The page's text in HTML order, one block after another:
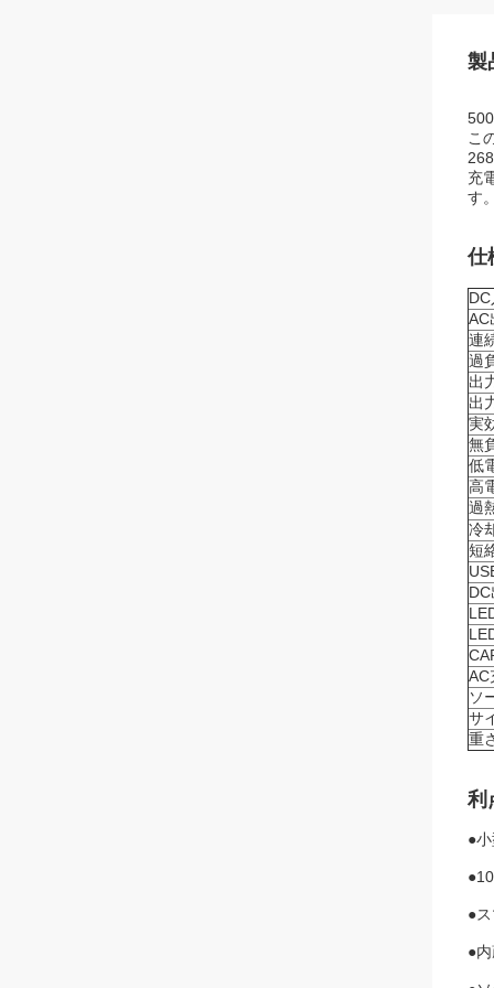
製
こ
充
す
仕
AC
連
過
出
出
実
無
低
高
過
冷
短
AC
ソ
サ
重
利
●
●
●
●